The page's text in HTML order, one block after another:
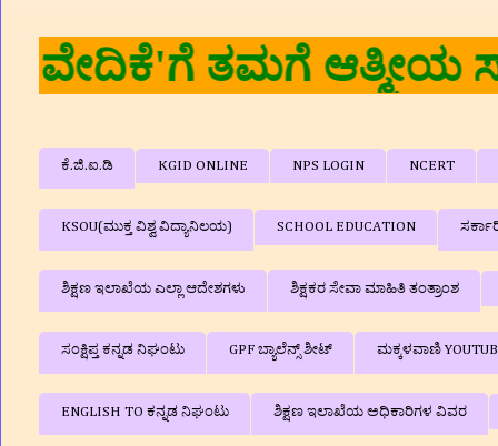
🙏🙏 'ಶಿಕ್ಷಕರ
ಕೆ.ಜಿ.ಐ.ಡಿ KGID ONLINE NPS LOGIN NCERT
KSOU(ಮುಕ್ತ ವಿಶ್ವ ವಿದ್ಯಾನಿಲಯ) SCHOOL EDUCATION
ಶಿಕ್ಷಣ ಇಲಾಖೆಯ ಎಲ್ಲಾ ಆದೇಶಗಳು ಶಿಕ್ಷಕರ ಸೇವಾ ಮಾಹಿತಿ ತಂತ್ರಾಂಶ
ಸಂಕ್ಷಿಪ್ತ ಕನ್ನಡ ನಿಘಂಟು GPF ಬ್ಯಾಲೆನ್ಸ್‌ ಶೀಟ್ ಮಕ್ಕಳವಾಣಿ
ENGLISH TO ಕನ್ನಡ ನಿಘಂಟು ಶಿಕ್ಷಣ ಇಲಾಖೆಯ ಅಧಿಕಾರಿಗಳ ವಿವರ